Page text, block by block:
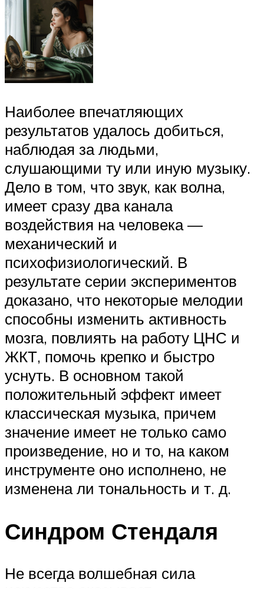
Наиболее впечатляющих
результатов удалось добиться,
наблюдая за людьми,
слушающими ту или иную музыку.
Дело в том, что звук, как волна,
имеет сразу два канала
воздействия на человека —
механический и
психофизиологический. В
результате серии экспериментов
доказано, что некоторые мелодии
способны изменить активность
мозга, повлиять на работу ЦНС и
ЖКТ, помочь крепко и быстро
уснуть. В основном такой
положительный эффект имеет
классическая музыка, причем
значение имеет не только само
произведение, но и то, на каком
инструменте оно исполнено, не
изменена ли тональность и т. д.
Синдром Стендаля
Не всегда волшебная сила